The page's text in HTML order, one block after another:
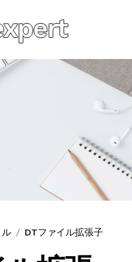
DTファイル拡張子